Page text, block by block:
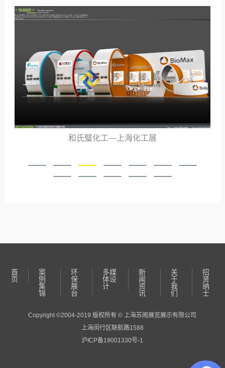
上海汽配展—浙江丰日菱展台搭建
首
页
案
例
集
锦
环
保
展
台
多媒
体设
计
新
闻
资
讯
关
于
我
们
招
贤
纳
士
Copyright ©2004-2019 版权所有 © 上海苏阁展览展示有限公司
上海闵行区联航路1588
沪ICP备19001330号-1